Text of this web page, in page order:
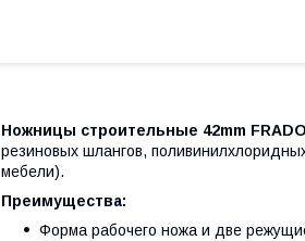
Ножницы строительные 42mm
резиновых шлангов,
мебели).
Преимущества:
Форма рабочего ножа и две